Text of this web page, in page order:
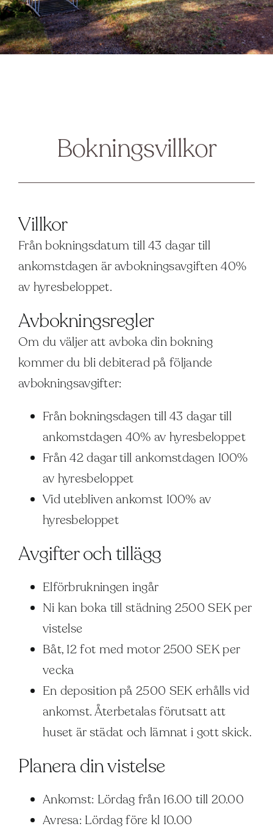
Bokningsvillkor
Villkor
Från bokningsdatum till 43 dagar till
ankomstdagen är avbokningsavgiften 40%
av hyresbeloppet.
Avbokningsregler
Om du väljer att avboka din bokning
kommer du bli debiterad på följande
avbokningsavgifter:
Från bokningsdagen till 43 dagar till
ankomstdagen 40% av hyresbeloppet
Från 42 dagar till ankomstdagen 100%
av hyresbeloppet
Vid utebliven ankomst 100% av
hyresbeloppet
Avgifter och tillägg
Elförbrukningen ingår
Ni kan boka till städning 2500 SEK per
vistelse
Båt, 12 fot med motor 2500 SEK per
vecka
En deposition på 2500 SEK erhålls vid
ankomst. Återbetalas förutsatt att
huset är städat och lämnat i gott skick.
Planera din vistelse
Ankomst: Lördag från 16.00 till 20.00
Avresa: Lördag före kl 10.00